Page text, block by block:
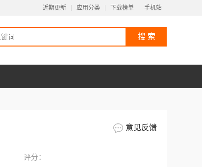
近期更新 应用分类 下载榜单 手机站
意见反馈
评分：